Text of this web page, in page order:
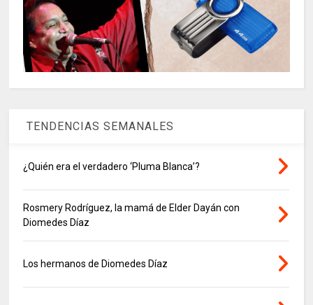
TENDENCIAS SEMANALES
¿Quién era el verdadero ‘Pluma Blanca’?
Rosmery Rodríguez, la mamá de Elder Dayán con
Diomedes Díaz
Los hermanos de Diomedes Díaz